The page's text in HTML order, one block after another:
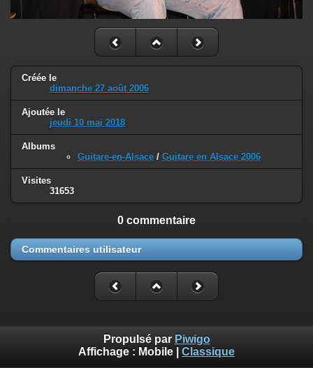
Créée le
dimanche 27 août 2006
Ajoutée le
jeudi 10 mai 2018
Albums
Guitare-en-Alsace / Guitare en Alsace 2006
Visites
31653
0 commentaire
Commentaires utilisateur
Propulsé par Piwigo
Affichage : Mobile Classique